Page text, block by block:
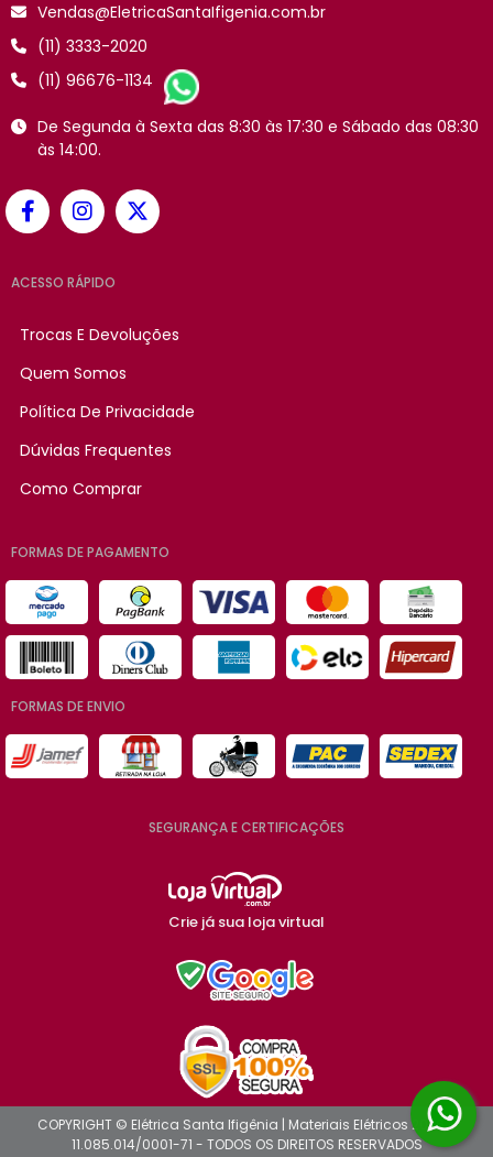
Vendas@EletricaSantaIfigenia.com.br
(11) 3333-2020
(11) 96676-1134
De Segunda à Sexta das 8:30 às 17:30 e Sábado das 08:30
às 14:00.
ACESSO RÁPIDO
Trocas E Devoluções
Quem Somos
Política De Privacidade
Dúvidas Frequentes
Como Comprar
FORMAS DE PAGAMENTO
FORMAS DE ENVIO
SEGURANÇA E CERTIFICAÇÕES
Crie já sua loja virtual
COPYRIGHT © Elétrica Santa Ifigênia | Materiais Elétricos 2026 -
11.085.014/0001-71 - TODOS OS DIREITOS RESERVADOS